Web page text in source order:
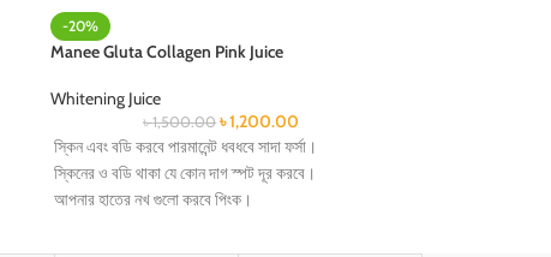
-20%
Manee Gluta Collagen Pink Juice
Whitening Juice
৳1,500.00 ৳1,200.00
স্কিন এবং বডি করবে পারমানেন্ট ধবধবে সাদা ফর্সা।
স্কিনের ও বডি থাকা যে কোন দাগ স্পট দূর করবে।
আপনার হাতের নখ গুলো করবে পিংক।
এছাড়া ও বয়স্কের ছাপ দূর করবে।
যাদের হাতের নখ অনেক